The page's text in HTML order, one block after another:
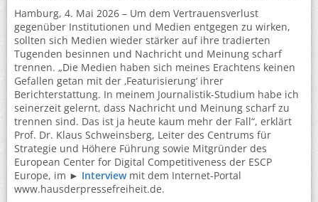
Hamburg, 4. Mai 2026 – Um dem Vertrauensverlust
gegenüber Institutionen und Medien entgegen zu wirken,
sollten sich Medien wieder stärker auf ihre tradierten
Tugenden besinnen und Nachricht und Meinung scharf
trennen. „Die Medien haben sich meines Erachtens keinen
Gefallen getan mit der ‚Featurisierung‘ ihrer
Berichterstattung. In meinem Journalistik-Studium habe ich
seinerzeit gelernt, dass Nachricht und Meinung scharf zu
trennen sind. Das ist ja heute kaum mehr der Fall“, erklärt
Prof. Dr. Klaus Schweinsberg, Leiter des Centrums für
Strategie und Höhere Führung sowie Mitgründer des
European Center for Digital Competitiveness der ESCP
Europe, im ► Interviewmit dem Internet-Portal
www.hausderpressefreiheit.de.